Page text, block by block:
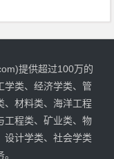
提供超过100万的
学类、经济学类、管
、材料类、海洋工程
工程类、矿业类、物
设计学类、社会学类